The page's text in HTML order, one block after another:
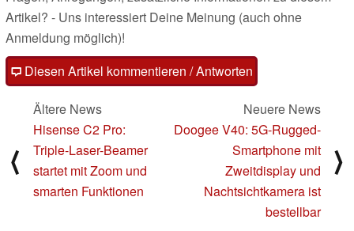
Artikel? - Uns interessiert Deine Meinung (auch ohne
Anmeldung möglich)!
Diesen Artikel kommentieren / Antworten
⟨
Ältere News
Hisense C2 Pro:
Triple-Laser-Beamer
startet mit Zoom und
smarten Funktionen
Neuere News
Doogee V40: 5G-Rugged-
Smartphone mit
Zweitdisplay und
Nachtsichtkamera ist
bestellbar
⟩